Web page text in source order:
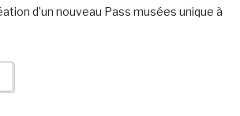
d’un nouveau Pass musées unique à